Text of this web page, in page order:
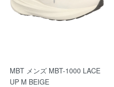
MBT メンズ MBT-1000 LACE
UP M BEIGE